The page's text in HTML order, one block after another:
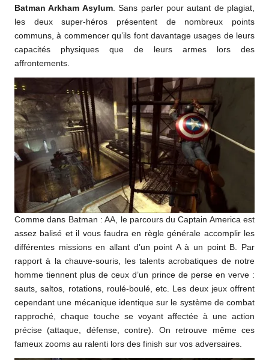
Batman Arkham Asylum. Sans parler pour autant de plagiat,
les deux super-héros présentent de nombreux points
communs, à commencer qu’ils font davantage usages de leurs
capacités physiques que de leurs armes lors des
affrontements.
Comme dans Batman : AA, le parcours du Captain America est
assez balisé et il vous faudra en règle générale accomplir les
différentes missions en allant d’un point A à un point B. Par
rapport à la chauve-souris, les talents acrobatiques de notre
homme tiennent plus de ceux d’un prince de perse en verve :
sauts, saltos, rotations, roulé-boulé, etc. Les deux jeux offrent
cependant une mécanique identique sur le système de combat
rapproché, chaque touche se voyant affectée à une action
précise (attaque, défense, contre). On retrouve même ces
fameux zooms au ralenti lors des finish sur vos adversaires.